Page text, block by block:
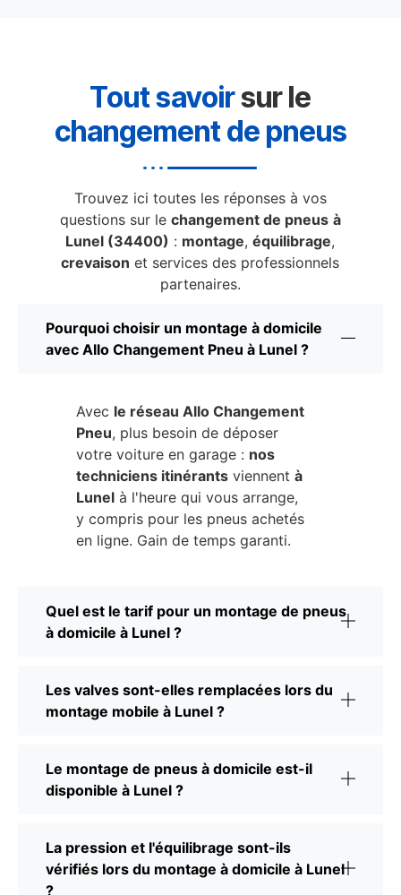
Tout savoirsur le
changement de pneus
Trouvez ici toutes les réponses à vos
questions sur le changement de pneus à
Lunel (34400) : montage,équilibrage,
crevaison et services des professionnels
partenaires.
Pourquoi choisir un montage à domicile
avec Allo Changement Pneu à Lunel ?
Avec le réseau Allo Changement
Pneu, plus besoin de déposer
votre voiture en garage : nos
techniciens itinérants viennent à
Lunel à l'heure qui vous arrange,
y compris pour les pneus achetés
en ligne. Gain de temps garanti.
Quel est le tarif pour un montage de pneus
à domicile à Lunel ?
Les valves sont-elles remplacées lors du
montage mobile à Lunel ?
Le montage de pneus à domicile est-il
disponible à Lunel ?
La pression et l'équilibrage sont-ils
vérifiés lors du montage à domicile à Lunel
?